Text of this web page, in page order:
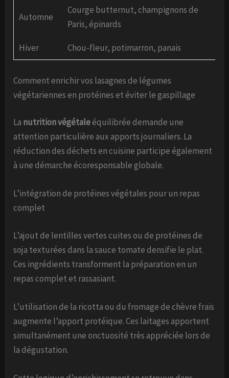
Automne
Courge butternut, champignons de
Paris, épinards
Hiver Chou-fleur, potimarron, panais
Comment enrichir vos lasagnes de légumes
végétariennes en protéines et éviter le gaspillage
La nutrition végétaleéquilibrée demande une
attention particulière aux apports journaliers. La
réduction des déchets en cuisine participe également
à une démarche écoresponsable globale.
L’intégration de protéines végétales pour un repas
complet
L’ajout de lentilles vertes cuites ou de protéines de
soja texturées dans la sauce tomate densifie le plat.
Ces ingrédients transforment la préparation en un
repas complet et rassasiant.
L’utilisation de la ricotta ou du fromage de chèvre frais
augmente l’apport protéique. Ces laitages apportent
simultanément une onctuosité très appréciée lors de
la dégustation.